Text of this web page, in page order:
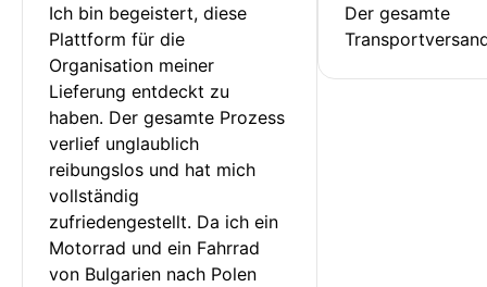
Ich bin begeistert, diese
Plattform für die
Organisation meiner
Lieferung entdeckt zu
haben. Der gesamte Prozess
verlief unglaublich
reibungslos und hat mich
vollständig
zufriedengestellt. Da ich ein
Motorrad und ein Fahrrad
von Bulgarien nach Polen
Der gesamte